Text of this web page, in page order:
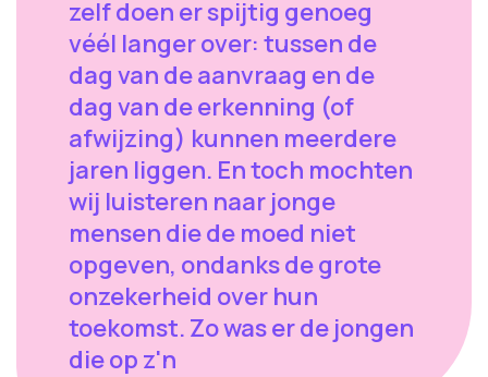
zelf doen er spijtig genoeg
véél langer over: tussen de
dag van de aanvraag en de
dag van de erkenning (of
afwijzing) kunnen meerdere
jaren liggen. En toch mochten
wij luisteren naar jonge
mensen die de moed niet
opgeven, ondanks de grote
onzekerheid over hun
toekomst. Zo was er de jongen
die op z'n